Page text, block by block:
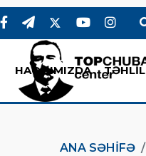
HAQQIMIZDA TƏHLİL
ANA SƏHIFƏ